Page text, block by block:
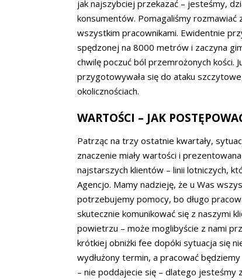
jak najszybciej przekazać – jesteśmy,
konsumentów. Pomagaliśmy
wszystkim pracownikami. Ewidentnie
spędzonej na 8000 metrów i zaczyna
chwilę poczuć ból przemrożonych kości.
przygotowywała się do ataku
okolicznościach.
WARTOŚCI – JAK
Patrząc na trzy ostatnie kwartały,
znaczenie miały wartości i
najstarszych klientów – linii lotniczych,
Agencjo. Mamy nadzieję, że u Was
potrzebujemy pomocy, bo długo
skutecznie komunikować się z naszymi
powietrzu – może moglibyście z nami
krótkiej obniżki fee dopóki sytuacja się
wydłużony termin, a pracować
– nie poddajecie się – dlatego jesteśmy